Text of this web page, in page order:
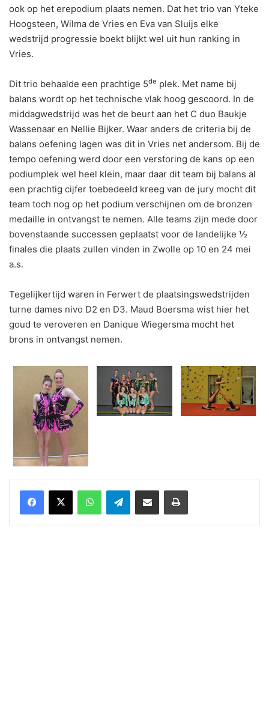
ook op het erepodium plaats nemen. Dat het trio van Yteke
Hoogsteen, Wilma de Vries en Eva van Sluijs elke
wedstrijd progressie boekt blijkt wel uit hun ranking in
Vries.
Dit trio behaalde een prachtige 5de plek. Met name bij
balans wordt op het technische vlak hoog gescoord. In de
middagwedstrijd was het de beurt aan het C duo Baukje
Wassenaar en Nellie Bijker. Waar anders de criteria bij de
balans oefening lagen was dit in Vries net andersom. Bij de
tempo oefening werd door een verstoring de kans op een
podiumplek wel heel klein, maar daar dit team bij balans al
een prachtig cijfer toebedeeld kreeg van de jury mocht dit
team toch nog op het podium verschijnen om de bronzen
medaille in ontvangst te nemen. Alle teams zijn mede door
bovenstaande successen geplaatst voor de landelijke ½
finales die plaats zullen vinden in Zwolle op 10 en 24 mei
a.s.
Tegelijkertijd waren in Ferwert de plaatsingswedstrijden
turne dames nivo D2 en D3. Maud Boersma wist hier het
goud te veroveren en Danique Wiegersma mocht het
brons in ontvangst nemen.
WhatsAppTelegramDelen via Email Print